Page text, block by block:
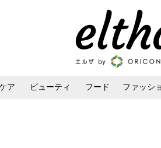
ア ビューティ フード ファッシ